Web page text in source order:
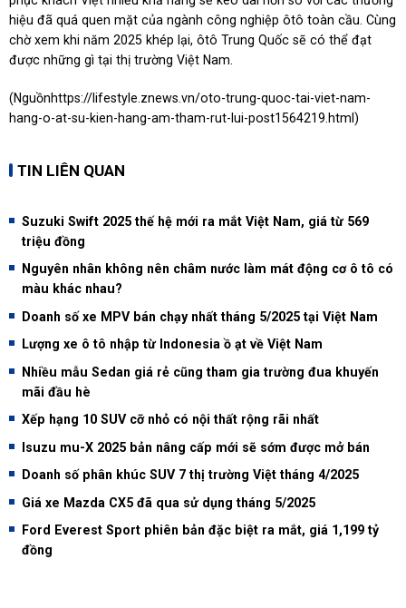
hiệu đã quá quen mặt của ngành công nghiệp ôtô toàn cầu. Cùng
chờ xem khi năm 2025 khép lại, ôtô Trung Quốc sẽ có thể đạt
được những gì tại thị trường Việt Nam.
(Nguồnhttps://lifestyle.znews.vn/oto-trung-quoc-tai-viet-nam-
hang-o-at-su-kien-hang-am-tham-rut-lui-post1564219.html)
TIN LIÊN QUAN
Suzuki Swift 2025 thế hệ mới ra mắt Việt Nam, giá từ 569
triệu đồng
Nguyên nhân không nên châm nước làm mát động cơ ô tô có
màu khác nhau?
Doanh số xe MPV bán chạy nhất tháng 5/2025 tại Việt Nam
Lượng xe ô tô nhập từ Indonesia ồ ạt về Việt Nam
Nhiều mẫu Sedan giá rẻ cũng tham gia trường đua khuyến
mãi đầu hè
Xếp hạng 10 SUV cỡ nhỏ có nội thất rộng rãi nhất
Isuzu mu-X 2025 bản nâng cấp mới sẽ sớm được mở bán
Doanh số phân khúc SUV 7 thị trường Việt tháng 4/2025
Giá xe Mazda CX5 đã qua sử dụng tháng 5/2025
Ford Everest Sport phiên bản đặc biệt ra mắt, giá 1,199 tỷ
đồng